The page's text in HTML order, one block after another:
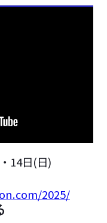
14日(日)
2025/